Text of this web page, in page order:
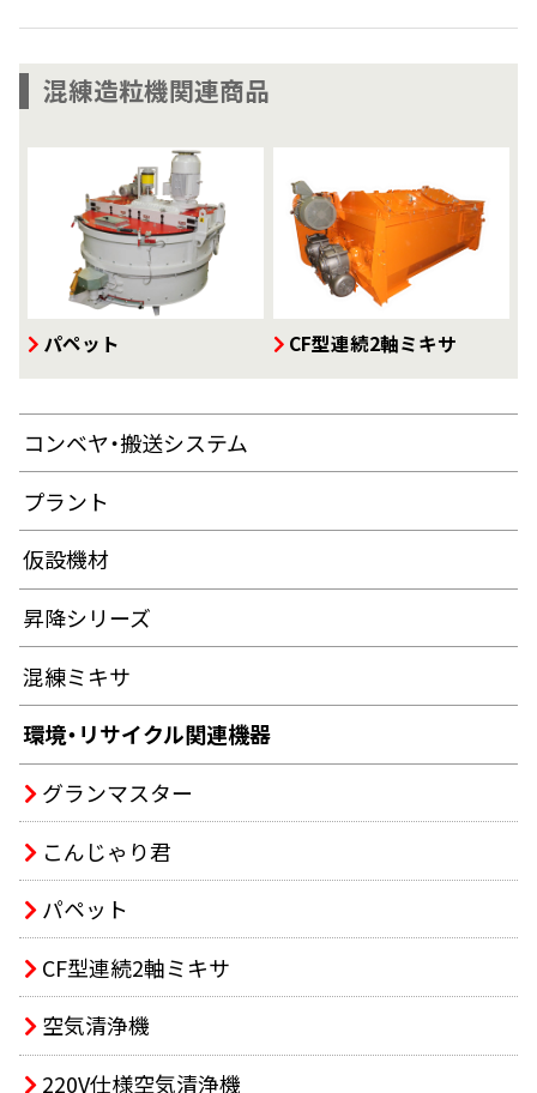
混練造粒機関連商品
パペット CF型連続2軸ミキサ
コンベヤ・搬送システム
プラント
仮設機材
昇降シリーズ
混練ミキサ
環境・リサイクル関連機器
グランマスター
こんじゃり君
パペット
CF型連続2軸ミキサ
空気清浄機
220V仕様空気清浄機